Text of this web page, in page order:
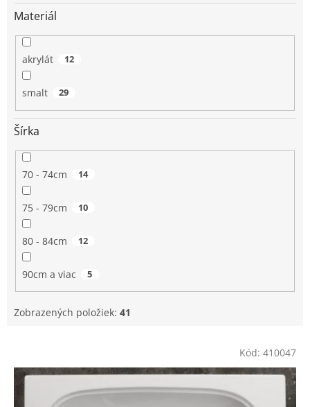
Materiál
akrylát 12
smalt 29
Šírka
70 - 74cm 14
75 - 79cm 10
80 - 84cm 12
90cm a viac 5
Zobrazených položiek: 41
p
Kód: 410047